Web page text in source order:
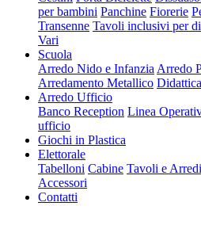
per bambini Panchine Fiorerie
Transenne Tavoli inclusivi per
Vari
Scuola
Arredo Nido e Infanzia Arredo
Arredamento Metallico
Arredo Ufficio
Banco Reception Linea
ufficio
Giochi in Plastica
Elettorale
Tabelloni Cabine Tavoli e
Accessori
Contatti